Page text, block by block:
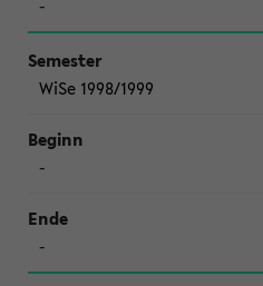
-
WiSe 1998/1999
-
-